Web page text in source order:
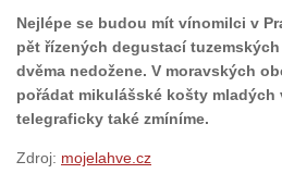
Nejlépe se budou mít vínomilci v
pět řízených degustací
dvěma nedožene. V moravských
pořádat mikulášské košty mladých
telegraficky také zmíníme.
Zdroj: mojelahve.cz